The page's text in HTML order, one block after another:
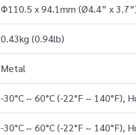
Φ110.5 x 94.1mm (Ø4.4” x
0.43kg (0.94lb)
Metal
-30°C ~ 60°C (-22°F ~ 140°F),
-30°C ~ 60°C (-22°F ~ 140°F),